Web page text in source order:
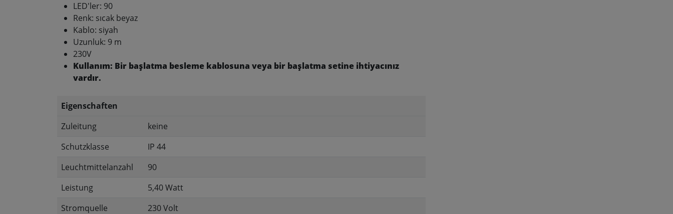
LED'ler: 90
Renk: sıcak beyaz
Kablo: siyah
Uzunluk: 9 m
230V
Kullanım: Bir başlatma besleme kablosuna veya bir başlatma setine ihtiyacınız
vardır.
Eigenschaften
Zuleitung
keine
Schutzklasse
IP 44
Leuchtmittelanzahl
90
Leistung
5,40 Watt
Stromquelle
230 Volt